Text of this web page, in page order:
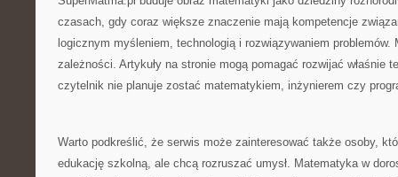
czasach, gdy coraz większe znaczenie mają kompetencje
logicznym myśleniem, technologią i rozwiązywaniem
zależności. Artykuły na stronie mogą pomagać rozwijać właśnie
czytelnik nie planuje zostać matematykiem, inżynierem czy
Warto podkreślić, że serwis może zainteresować także osoby,
edukację szkolną, ale chcą rozruszać umysł. Matematyka w